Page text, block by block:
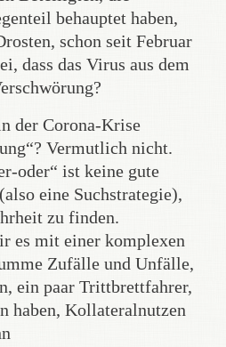
behauptet haben,
schon seit Februar
dass das Virus aus dem
der Corona-Krise
Vermutlich nicht.
oder“ ist keine gute
eine Suchstrategie),
zu finden.
es mit einer komplexen
Zufälle und Unfälle,
ein paar Trittbrettfahrer,
haben, Kollateralnutzen